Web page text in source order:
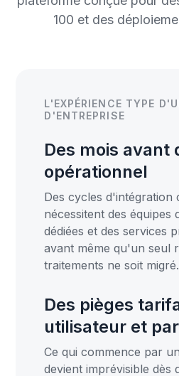
100 et des
L'EXPÉRIENCE TYPE
D'ENTREPRISE
Des mois avant
opérationnel
Des cycles d'intégration
nécessitent des équipes
dédiées et des services
avant même qu'un seul
traitements ne soit migré.
Des pièges
utilisateur et
Ce qui commence par
devient imprévisible dès